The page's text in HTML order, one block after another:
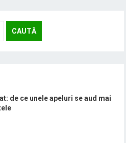
de ce unele apeluri se aud mai